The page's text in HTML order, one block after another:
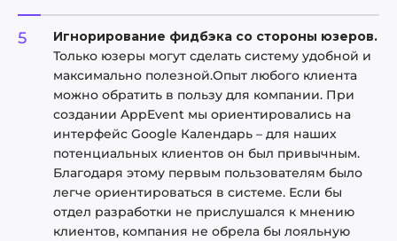
Игнорирование фидбэка со стороны юзеров.
Только юзеры могут сделать систему удобной и
максимально полезной.Опыт любого клиента
можно обратить в пользу для компании. При
создании AppEvent мы ориентировались на
интерфейс Google Календарь – для наших
потенциальных клиентов он был привычным.
Благодаря этому первым пользователям было
легче ориентироваться в системе. Если бы
отдел разработки не прислушался к мнению
клиентов, компания не обрела бы лояльную